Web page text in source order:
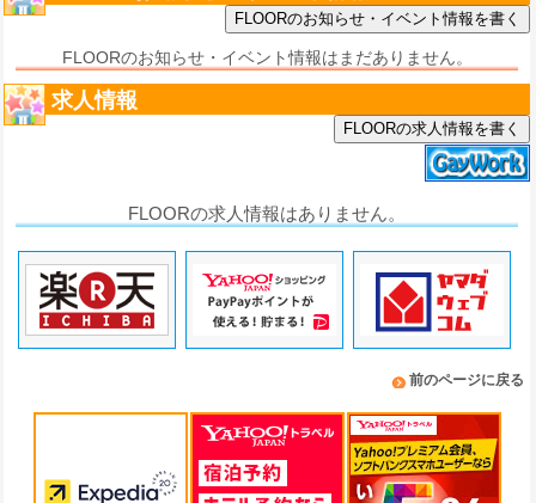
FLOORのお知らせ・イベント情報はまだありません。
求人情報
FLOORの求人情報を書く
FLOORの求人情報はありません。
前のページに戻る